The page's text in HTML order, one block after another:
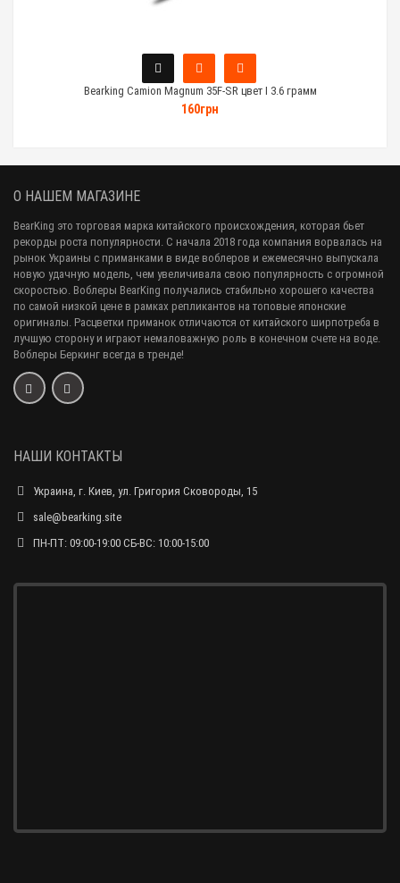
Bearking Camion Magnum 35F-SR цвет I 3.6 грамм
160грн
О НАШЕМ МАГАЗИНЕ
BearKing это торговая марка китайского происхождения, которая бьет
рекорды роста популярности. С начала 2018 года компания ворвалась на
рынок Украины с приманками в виде воблеров и ежемесячно выпускала
новую удачную модель, чем увеличивала свою популярность с огромной
скоростью. Воблеры BearKing получались стабильно хорошего качества
по самой низкой цене в рамках репликантов на топовые японские
оригиналы. Расцветки приманок отличаются от китайского ширпотреба в
лучшую сторону и играют немаловажную роль в конечном счете на воде.
Воблеры Беркинг всегда в тренде!
НАШИ КОНТАКТЫ
Украина, г. Киев, ул. Григория Сковороды, 15
sale@bearking.site
ПН-ПТ: 09:00-19:00 СБ-ВС: 10:00-15:00